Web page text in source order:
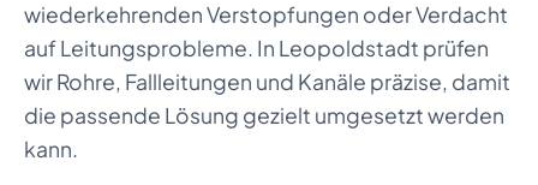
wiederkehrenden Verstopfungen oder Verdacht
auf Leitungsprobleme. In Leopoldstadt prüfen
wir Rohre, Fallleitungen und Kanäle präzise, damit
die passende Lösung gezielt umgesetzt werden
kann.